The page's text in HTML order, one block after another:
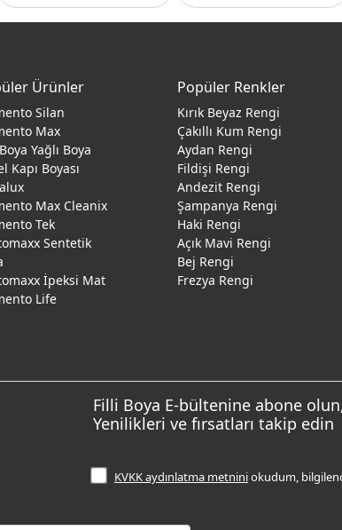
Ürünler
Silan
Max
Yağlı Boya
Kapı Boyası
Max Cleanix
Tek
Sentetik
İpeksi Mat
Life
Popüler Renkler
Kırık Beyaz Rengi
Çakıllı Kum Rengi
Aydan Rengi
Fildişi Rengi
Andezit Rengi
Şampanya Rengi
Haki Rengi
Açık Mavi Rengi
Bej Rengi
Frezya Rengi
Filli Boya E-bültenine abone
Yenilikleri ve fırsatları takip edin
KVKK aydınlatma metniniokudum,